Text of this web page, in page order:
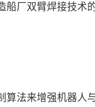
厂双臂焊接技术
算法来增强机器人